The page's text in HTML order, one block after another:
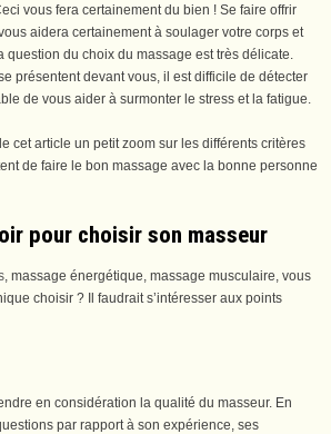
vous fera certainement du bien ! Se faire offrir
aidera certainement à soulager votre corps et
question du choix du massage est très délicate.
présentent devant vous, il est difficile de détecter
de vous aider à surmonter le stress et la fatigue.
cet article un petit zoom sur les différents critères
de faire le bon massage avec la bonne personne
pour choisir son masseur
, massage énergétique, massage musculaire, vous
choisir ? Il faudrait s’intéresser aux points
en considération la qualité du masseur. En
par rapport à son expérience, ses